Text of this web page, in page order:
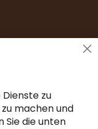
zu
machen und
Sie die unten